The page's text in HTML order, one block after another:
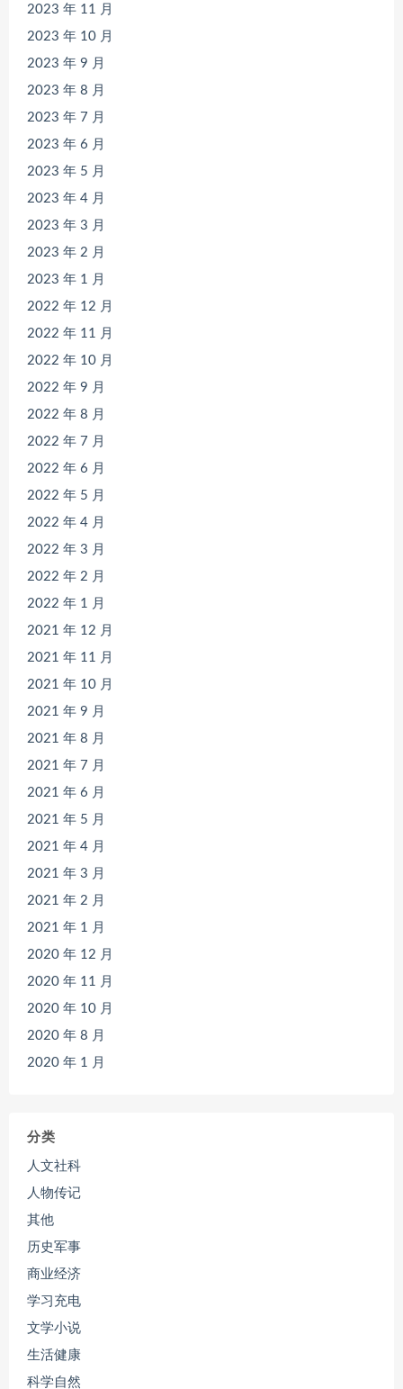
2023 年 11 月
2023 年 10 月
2023 年 9 月
2023 年 8 月
2023 年 7 月
2023 年 6 月
2023 年 5 月
2023 年 4 月
2023 年 3 月
2023 年 2 月
2023 年 1 月
2022 年 12 月
2022 年 11 月
2022 年 10 月
2022 年 9 月
2022 年 8 月
2022 年 7 月
2022 年 6 月
2022 年 5 月
2022 年 4 月
2022 年 3 月
2022 年 2 月
2022 年 1 月
2021 年 12 月
2021 年 11 月
2021 年 10 月
2021 年 9 月
2021 年 8 月
2021 年 7 月
2021 年 6 月
2021 年 5 月
2021 年 4 月
2021 年 3 月
2021 年 2 月
2021 年 1 月
2020 年 12 月
2020 年 11 月
2020 年 10 月
2020 年 8 月
2020 年 1 月
分类
人文社科
人物传记
其他
历史军事
商业经济
学习充电
文学小说
生活健康
科学自然